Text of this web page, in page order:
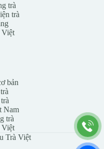
trà
trà
Việt
bản
Nam
trà
Việt
Trà Việt